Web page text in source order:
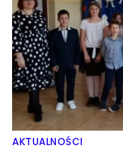
AKTUALNOŚCI